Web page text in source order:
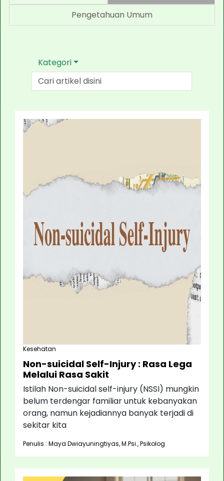
Pengetahuan Umum
Kategori
Kesehatan
Non-suicidal Self-Injury : Rasa Lega
Melalui Rasa Sakit
Istilah Non-suicidal self-injury (NSSI) mungkin
belum terdengar familiar untuk kebanyakan
orang, namun kejadiannya banyak terjadi di
sekitar kita
Penulis : Maya Dwiayuningtiyas, M.Psi., Psikolog